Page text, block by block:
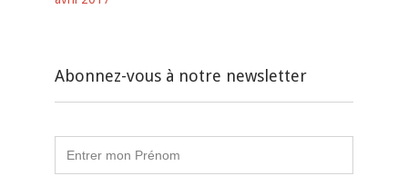
Abonnez-vous à notre newsletter